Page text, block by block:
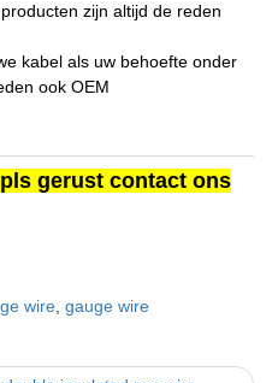
zijn altijd de reden
kabel als uw behoefte onder
ook OEM
gerust contact ons
wire gauge wire